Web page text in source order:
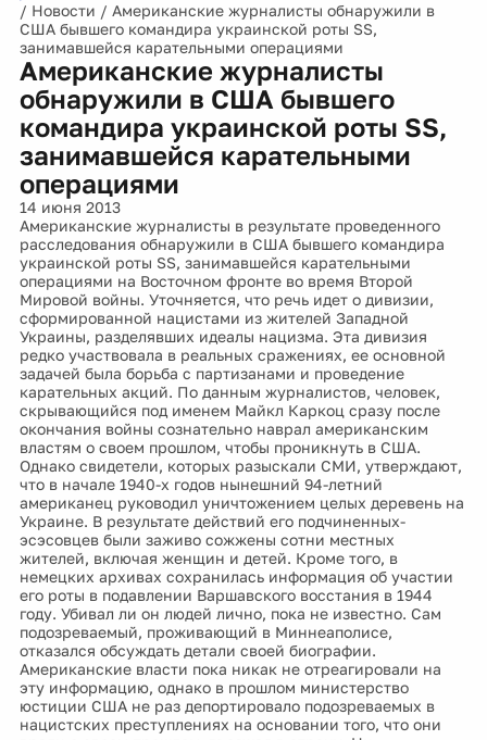
/ Новости / Американские журналисты обнаружили в
США бывшего командира украинской роты SS,
занимавшейся карательными операциями
Американские журналисты
обнаружили в США бывшего
командира украинской роты SS,
занимавшейся карательными
операциями
14 июня 2013
Американские журналисты в результате проведенного
расследования обнаружили в США бывшего командира
украинской роты SS, занимавшейся карательными
операциями на Восточном фронте во время Второй
Мировой войны. Уточняется, что речь идет о дивизии,
сформированной нацистами из жителей Западной
Украины, разделявших идеалы нацизма. Эта дивизия
редко участвовала в реальных сражениях, ее основной
задачей была борьба с партизанами и проведение
карательных акций. По данным журналистов, человек,
скрывающийся под именем Майкл Каркоц сразу после
окончания войны сознательно наврал американским
властям о своем прошлом, чтобы проникнуть в США.
Однако свидетели, которых разыскали СМИ, утверждают,
что в начале 1940-х годов нынешний 94-летний
американец руководил уничтожением целых деревень на
Украине. В результате действий его подчиненных-
эсэсовцев были заживо сожжены сотни местных
жителей, включая женщин и детей. Кроме того, в
немецких архивах сохранилась информация об участии
его роты в подавлении Варшавского восстания в 1944
году. Убивал ли он людей лично, пока не известно. Сам
подозреваемый, проживающий в Миннеаполисе,
отказался обсуждать детали своей биографии.
Американские власти пока никак не отреагировали на
эту информацию, однако в прошлом министерство
юстиции США не раз депортировало подозреваемых в
нацистских преступлениях на основании того, что они